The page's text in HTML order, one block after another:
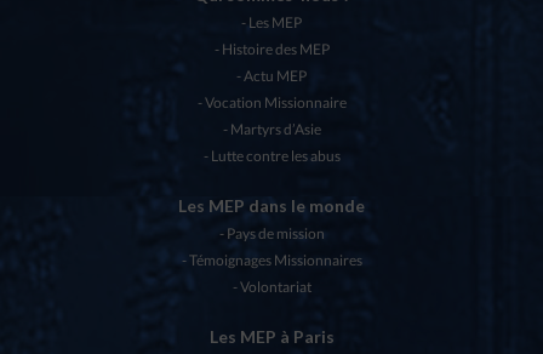
Les MEP
Histoire des MEP
Actu MEP
Vocation Missionnaire
Martyrs d’Asie
Lutte contre les abus
Les MEP dans le monde
Pays de mission
Témoignages Missionnaires
Volontariat
Les MEP à Paris